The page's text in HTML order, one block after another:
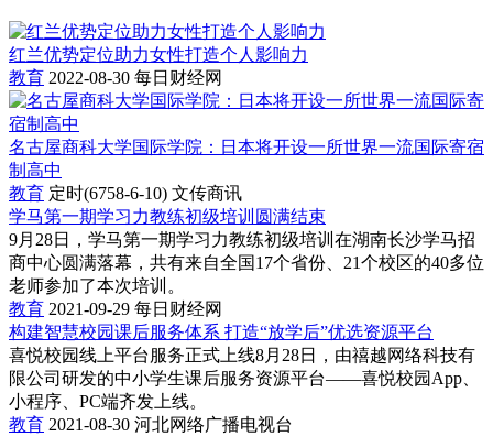
红兰优势定位助力女性打造个人影响力
教育 2022-08-30 每日财经网
名古屋商科大学国际学院：日本将开设一所世界一流国际寄宿
制高中
教育 定时(6758-6-10) 文传商讯
学马第一期学习力教练初级培训圆满结束
9月28日，学马第一期学习力教练初级培训在湖南长沙学马招
商中心圆满落幕，共有来自全国17个省份、21个校区的40多位
老师参加了本次培训。
教育 2021-09-29 每日财经网
构建智慧校园课后服务体系 打造“放学后”优选资源平台
喜悦校园线上平台服务正式上线8月28日，由禧越网络科技有
限公司研发的中小学生课后服务资源平台——喜悦校园App、
小程序、PC端齐发上线。
教育 2021-08-30 河北网络广播电视台